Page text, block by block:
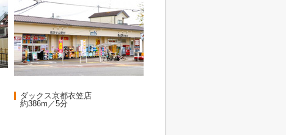
ダックス京都衣笠店
約386m／5分